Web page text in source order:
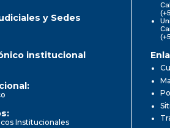
y Sedes
institucional
Institucionales